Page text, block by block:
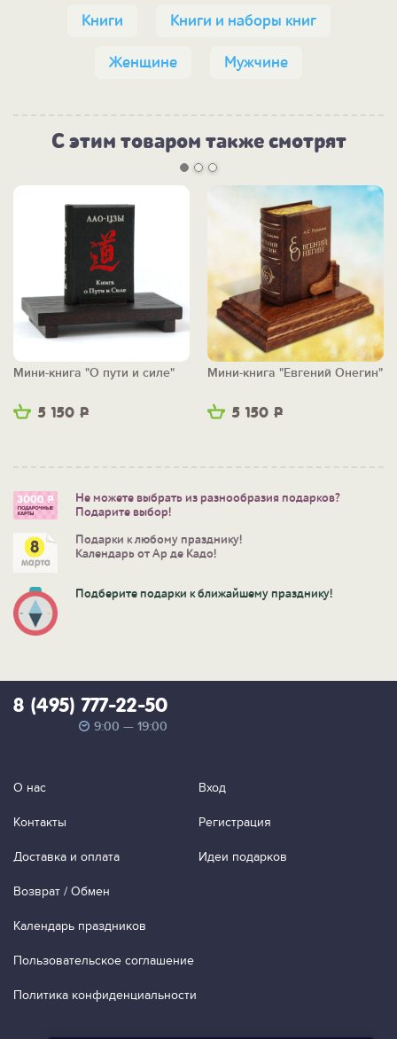
Книги Книги и наборы книг
Женщине Мужчине
С этим товаром также смотрят
5 150 Р
Мини-книга "О пути и силе"
5 150 Р
Мини-книга "Евгений Онегин"
Не можете выбрать из разнообразия подарков?
Подарите выбор!
Подарки к любому празднику!
Календарь от Ар де Кадо!
Подберите подарки к ближайшему празднику!
8 (495) 777-22-50
9:00 — 19:00
О нас
Контакты
Доставка и оплата
Возврат / Обмен
Календарь праздников
Пользовательское соглашение
Политика конфиденциальности
Вход
Регистрация
Идеи подарков